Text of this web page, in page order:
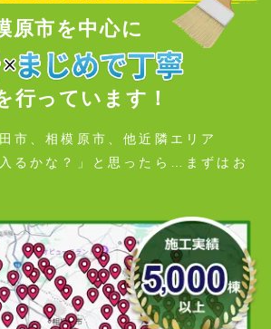
原市を中心に
行っています！
市、相模原市、他近隣エリア
るかな？」と思ったら…まずはお